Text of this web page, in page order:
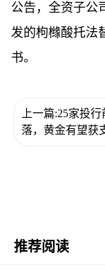
公告，全资子公
发的枸橼酸托法
书。
上一篇:25家投
落，黄金有望获
推荐阅读